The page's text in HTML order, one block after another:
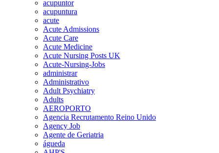
acupuntor
acupuntura
acute
Acute Admissions
Acute Care
Acute Medicine
Acute Nursing Posts UK
Acute-Nursing-Jobs
administrar
Administrativo
Adult Psychiatry
Adults
AEROPORTO
Agencia Recrutamento Reino Unido
Agency Job
Agente de Geriatria
águeda